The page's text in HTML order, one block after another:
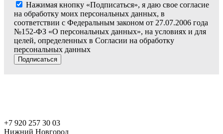
Нажимая кнопку «Подписаться», я даю свое согласие
на обработку моих персональных данных, в
соответствии с Федеральным законом от 27.07.2006 года
№152-ФЗ «О персональных данных», на условиях и для
целей, определенных в Согласии на обработку
персональных данных
Подписаться
+7 920 257 30 03
Нижний Новгород